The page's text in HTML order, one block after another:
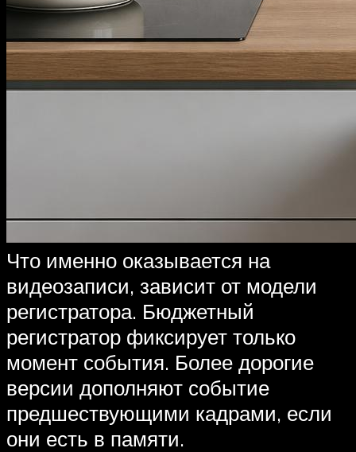
Что именно оказывается на
видеозаписи, зависит от модели
регистратора. Бюджетный
регистратор фиксирует только
момент события. Более дорогие
версии дополняют событие
предшествующими кадрами, если
они есть в памяти.